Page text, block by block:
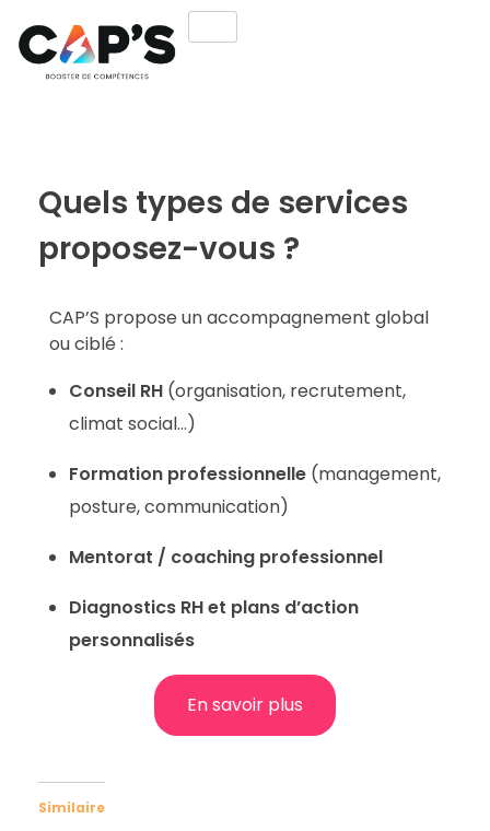
Quels types de services
proposez-vous ?
CAP’S propose un accompagnement global
ou ciblé :
Conseil RH(organisation, recrutement,
climat social…)
Formation professionnelle(management,
posture, communication)
Mentorat / coaching professionnel
Diagnostics RH et plans d’action
personnalisés
En savoir plus
Similaire